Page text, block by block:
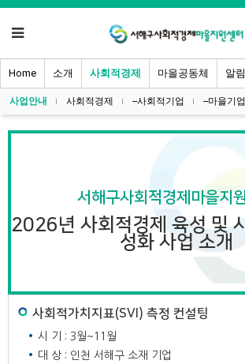
Home 소개 사회적경제 마을공동체 알
사업안내 사회적경제 --사회적기업 --마을기업
서해구사회적경제마을지
2026년 사회적경제 육성 및
성화 사업 소개
사회적가치지표(SVI) 측정 컨설팅
시 기 : 3월~11월
대 상 : 인천 서해구 소재 기업